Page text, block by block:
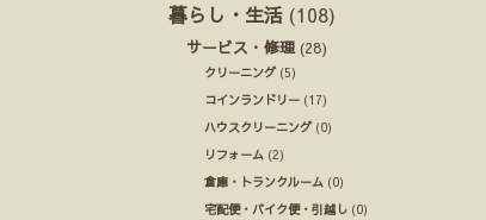
暮らし・生活 (108)
サービス・修理 (28)
クリーニング(5)
コインランドリー (17)
ハウスクリーニング(0)
リフォーム (2)
倉庫・トランクルーム (0)
宅配便・バイク便・引越し (0)